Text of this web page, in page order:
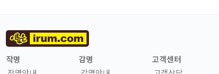
작명
감명
고객센터